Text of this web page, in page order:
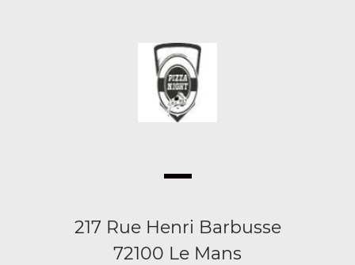
217 Rue Henri Barbusse
72100 Le Mans